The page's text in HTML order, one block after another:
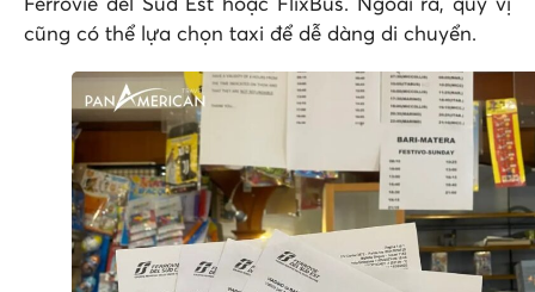
Ferrovie del Sud Est hoặc FlixBus. Ngoài ra, quý vị
cũng có thể lựa chọn taxi để dễ dàng di chuyển.